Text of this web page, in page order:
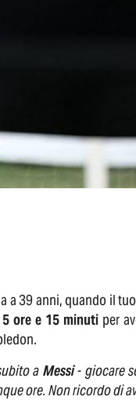
a 39 anni, quando il
ore e 15 minuti per
a Messi- giocare
ore. Non ricordo di